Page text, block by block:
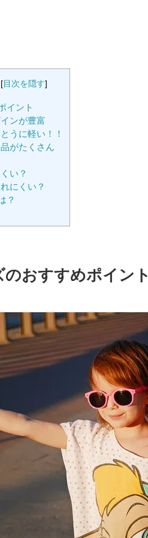
[目次を隠す]
イント
ンが豊富
に軽い！！
がたくさん
い？
にくい？
？
のおすすめポイント